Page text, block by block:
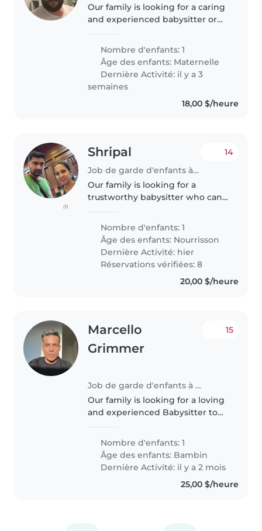
Our family is looking for a caring
and experienced babysitter or
energetic, playful and intelligent
5-year-old son. We would love
someone who can engage him..
Nombre d'enfants: 1
Âge des enfants: Maternelle
Dernière Activité: il y a 3
semaines
18,00 $/heure
(1)
Shripal
Job de garde d'enfants à Etobicoke
14
Our family is looking for a
trustworthy babysitter who can
boy. We need a babysitter who is
comfortable with looking after
baby (play, books, singing,..
Nombre d'enfants: 1
Âge des enfants: Nourrisson
Dernière Activité: hier
Réservations vérifiées: 8
20,00 $/heure
Marcello
Grimmer
Job de garde d'enfants à Etobicoke
15
Our family is looking for a loving
and experienced Babysitter to
intelligent, and affectionate 4
year-old toddler. We require
someone who is comfortable
working..
Nombre d'enfants: 1
Âge des enfants: Bambin
Dernière Activité: il y a 2 mois
25,00 $/heure